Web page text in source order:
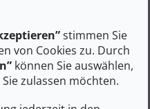
stimmen Sie
von Cookies zu. Durch
können Sie auswählen,
zulassen möchten.
In den Warenkorb
wirksamer,
Fleckenentferner
hochwirksam gegen